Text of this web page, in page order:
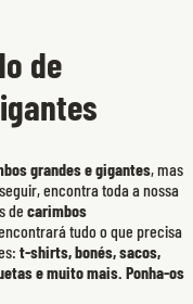
de
grandes e gigantes, mas
encontra toda a nossa
de carimbos
tudo o que precisa
t-shirts, bonés, sacos,
e muito mais. Ponha-os